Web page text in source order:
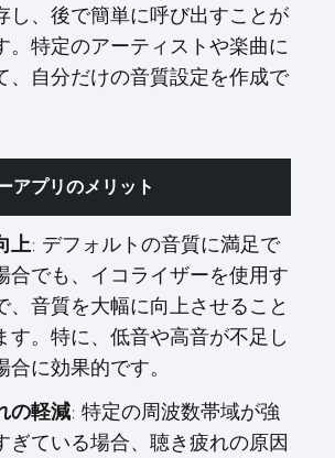
し、後で簡単に呼び出すことが
。特定のアーティストや楽曲に
、自分だけの音質設定を作成で
アプリのメリット
上: デフォルトの音質に満足で
合でも、イコライザーを使用す
、音質を大幅に向上させること
す。特に、低音や高音が不足し
合に効果的です。
の軽減: 特定の周波数帯域が強
ぎている場合、聴き疲れの原因